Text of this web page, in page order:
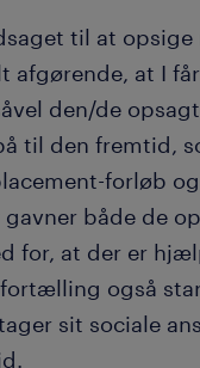
til at opsige
afgørende, at I
den/de
til den fremtid,
forløb
både de
for, at der er
også
sit sociale